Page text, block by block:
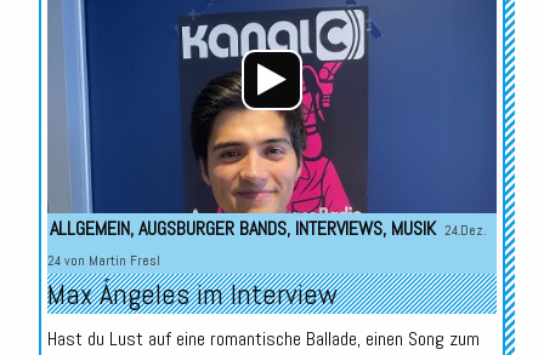
ALLGEMEIN,AUGSBURGER BANDS, INTERVIEWS, MUSIK 24.Dez.
24 von Martin Fresl
Max Ángeles im Interview
Hast du Lust auf eine romantische Ballade, einen Song zum